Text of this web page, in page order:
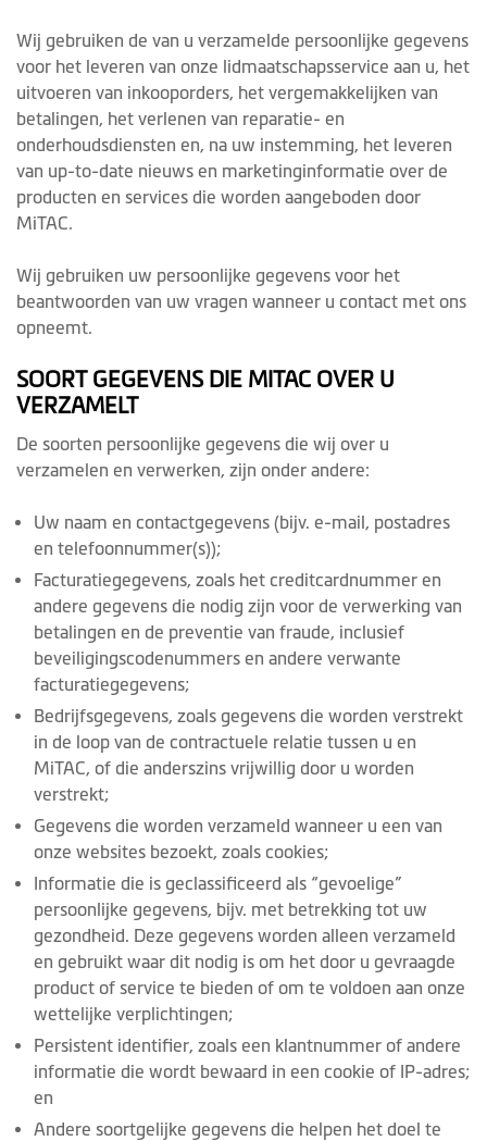
Wij gebruiken de van u verzamelde persoonlijke gegevens
voor het leveren van onze lidmaatschapsservice aan u, het
uitvoeren van inkooporders, het vergemakkelijken van
betalingen, het verlenen van reparatie- en
onderhoudsdiensten en, na uw instemming, het leveren
van up-to-date nieuws en marketinginformatie over de
producten en services die worden aangeboden door
MiTAC.
Wij gebruiken uw persoonlijke gegevens voor het
beantwoorden van uw vragen wanneer u contact met ons
opneemt.
SOORT GEGEVENS DIE MITAC OVER U
VERZAMELT
De soorten persoonlijke gegevens die wij over u
verzamelen en verwerken, zijn onder andere:
Uw naam en contactgegevens (bijv. e-mail, postadres
en telefoonnummer(s));
Facturatiegegevens, zoals het creditcardnummer en
andere gegevens die nodig zijn voor de verwerking van
betalingen en de preventie van fraude, inclusief
beveiligingscodenummers en andere verwante
facturatiegegevens;
Bedrijfsgegevens, zoals gegevens die worden verstrekt
in de loop van de contractuele relatie tussen u en
MiTAC, of die anderszins vrijwillig door u worden
verstrekt;
Gegevens die worden verzameld wanneer u een van
onze websites bezoekt, zoals cookies;
Informatie die is geclassificeerd als “gevoelige”
persoonlijke gegevens, bijv. met betrekking tot uw
gezondheid. Deze gegevens worden alleen verzameld
en gebruikt waar dit nodig is om het door u gevraagde
product of service te bieden of om te voldoen aan onze
wettelijke verplichtingen;
Persistent identifier, zoals een klantnummer of andere
informatie die wordt bewaard in een cookie of IP-adres;
en
Andere soortgelijke gegevens die helpen het doel te